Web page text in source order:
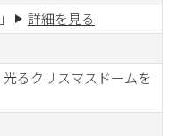
詳細を見る
るクリスマスドームを